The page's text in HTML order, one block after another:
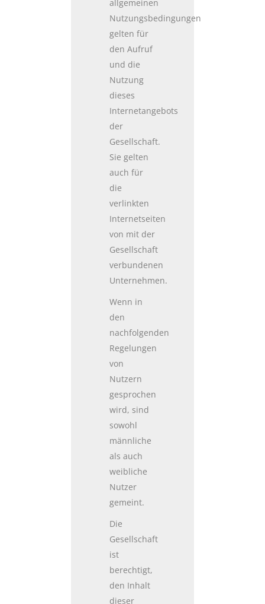
allgemeinen
Nutzungsbedingungen
gelten für
den Aufruf
und die
Nutzung
dieses
Internetangebots
der
Gesellschaft.
Sie gelten
auch für
die
verlinkten
Internetseiten
von mit der
Gesellschaft
verbundenen
Unternehmen.
Wenn in
den
nachfolgenden
Regelungen
von
Nutzern
gesprochen
wird, sind
sowohl
männliche
als auch
weibliche
Nutzer
gemeint.
Die
Gesellschaft
ist
berechtigt,
den Inhalt
dieser